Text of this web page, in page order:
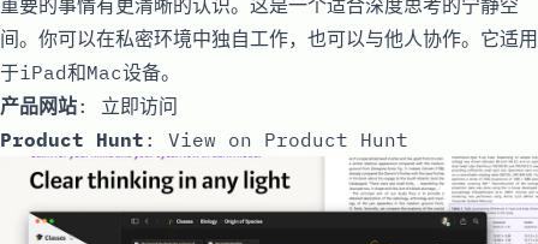
间。你可以在私密环境中独自工作，也可以与他人协作。它适用
于iPad和Mac设备。
产品网站: 立即访问
Product Hunt : View on Product Hunt